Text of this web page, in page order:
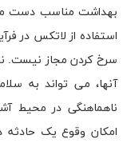
استفاده از لاتکس در
سرخ کردن مجاز نیست.
آنها، می تواند به
ناهماهنگی در محیط
امکان وقوع یک حادثه